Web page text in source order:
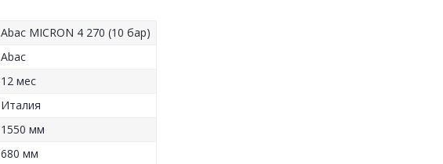
Abac MICRON 4 270 (10 бар)
Abac
12 мес
Италия
1550 мм
680 мм